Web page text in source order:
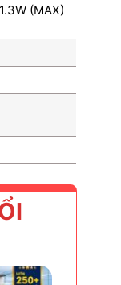
(MAX)